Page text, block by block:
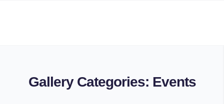
Gallery Categories: Events